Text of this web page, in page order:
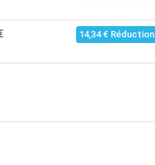
14,34 € Réduction